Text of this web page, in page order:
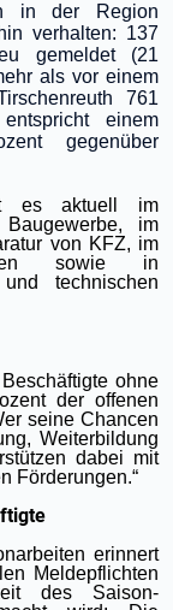
in der Region
verhalten: 137
gemeldet (21
als vor einem
761
einem
gegenüber
es aktuell im
im
von KFZ, im
sowie in
technischen
ohne
der offenen
seine Chancen
Weiterbildung
dabei mit
Förderungen.“
erinnert
Meldepflichten
des Saison-